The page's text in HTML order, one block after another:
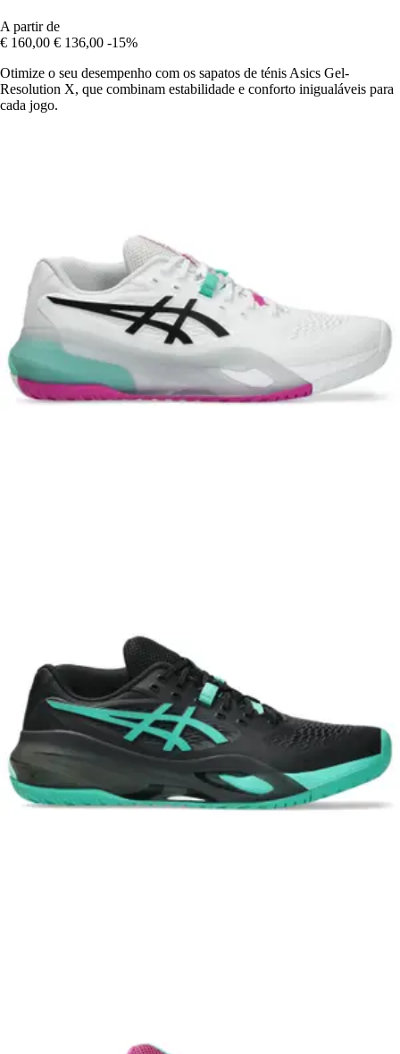
A partir de
€ 160,00 € 136,00 -15%
Otimize o seu desempenho com os sapatos de ténis Asics Gel-
Resolution X, que combinam estabilidade e conforto inigualáveis para
cada jogo.